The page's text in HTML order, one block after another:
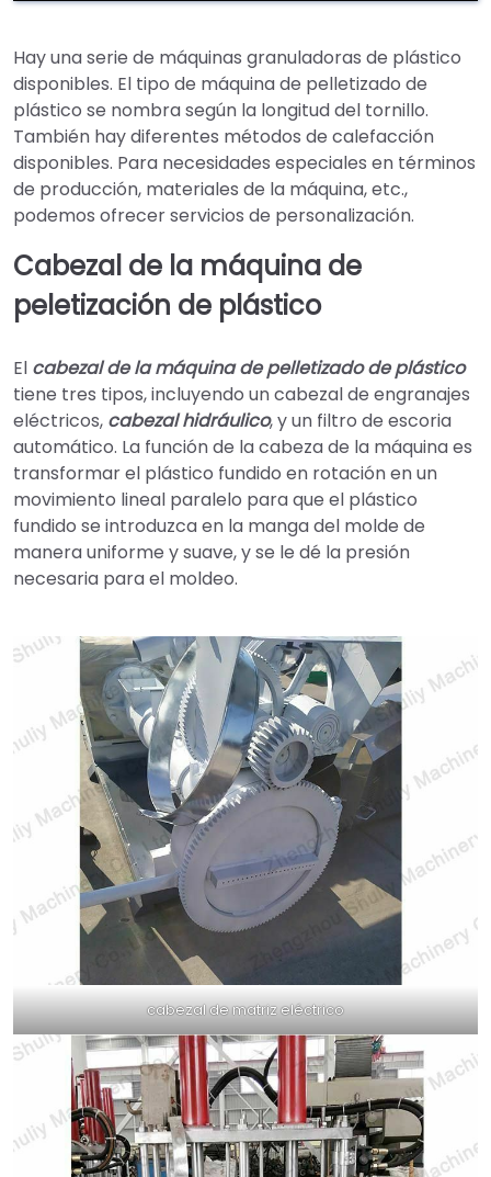
Hay una serie de máquinas granuladoras de plástico
disponibles. El tipo de máquina de pelletizado de
plástico se nombra según la longitud del tornillo.
También hay diferentes métodos de calefacción
disponibles. Para necesidades especiales en términos
de producción, materiales de la máquina, etc.,
podemos ofrecer servicios de personalización.
Cabezal de la máquina de
peletización de plástico
El cabezal de la máquina de pelletizado de plástico
tiene tres tipos, incluyendo un cabezal de engranajes
eléctricos, cabezal hidráulico, y un filtro de escoria
automático. La función de la cabeza de la máquina es
transformar el plástico fundido en rotación en un
movimiento lineal paralelo para que el plástico
fundido se introduzca en la manga del molde de
manera uniforme y suave, y se le dé la presión
necesaria para el moldeo.
cabezal de matriz eléctrico